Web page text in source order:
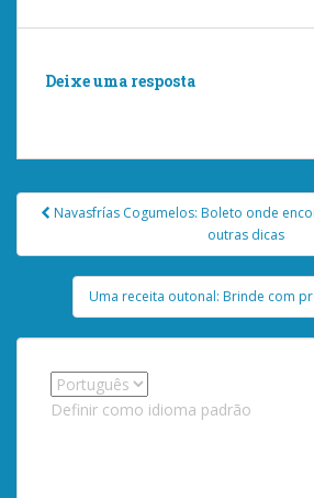
Deixe uma resposta
PostNavasfrías Cogumelos: Boleto onde
outras dicas
Uma receita outonal: Brinde com
Definir como idioma padrão